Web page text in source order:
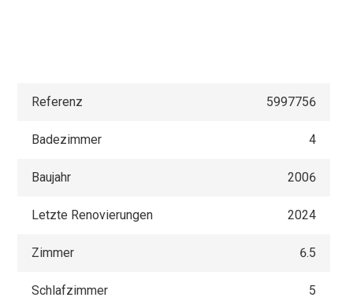
Referenz 5997756
Badezimmer 4
Baujahr 2006
Letzte Renovierungen 2024
Zimmer 6.5
Schlafzimmer 5